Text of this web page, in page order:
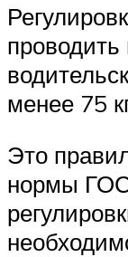
менее 75
Это
нормы